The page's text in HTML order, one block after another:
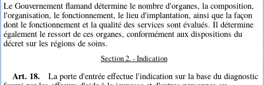
Le Gouvernement flamand détermine le nombre d'organes, la composition,
l'organisation, le fonctionnement, le lieu d'implantation, ainsi que la façon
dont le fonctionnement et la qualité des services sont évalués. Il détermine
également le ressort de ces organes, conformément aux dispositions du
décret sur les régions de soins.
Section 2. - Indication
Art. 18.
La porte d'entrée effectue l'indication sur la base du diagnostic